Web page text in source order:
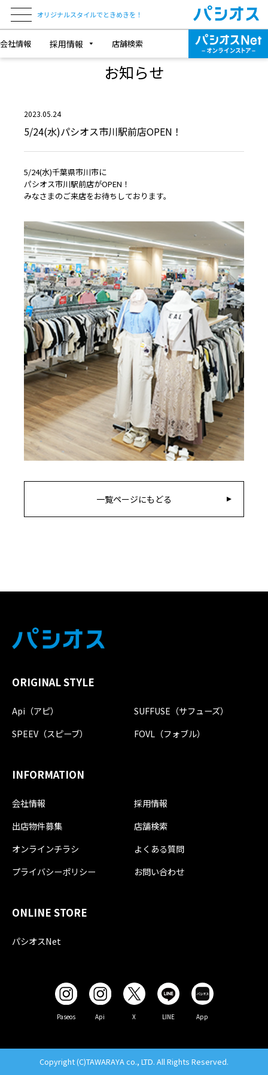
オリジナルスタイルでときめきを！
会社情報 採用情報 店舗検索
NEWS & TOPICS
お知らせ
2023.05.24
5/24(水)パシオス市川駅前店OPEN！
5/24(水)千葉県市川市に
パシオス市川駅前店がOPEN！
みなさまのご来店をお待ちしております。
一覧ページにもどる
ORIGINAL STYLE
Api（アピ）
SUFFUSE（サフューズ）
SPEEV（スピーブ）
FOVL（フォブル）
INFORMATION
会社情報
採用情報
出店物件募集
店舗検索
オンラインチラシ
よくある質問
プライバシーポリシー
お問い合わせ
ONLINE STORE
パシオスNet
Paseos Api X LINE App
Copyright (C)TAWARAYA co., LTD. All Rights Reserved.